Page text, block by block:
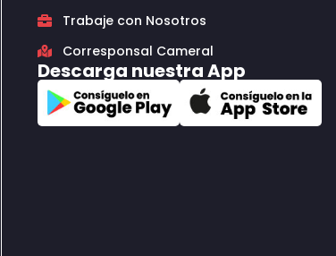
Trabaje con Nosotros
Corresponsal Cameral
Descarga nuestra App